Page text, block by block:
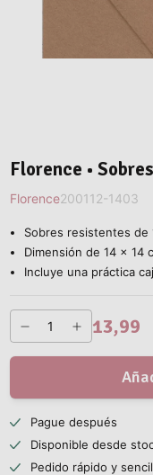
Florence •
Florence200112-1403
Sobres resistentes de
Dimensión de 14 x 14
Incluye una práctica
13,99
Pague después
Disponible desde
Pedido rápido y